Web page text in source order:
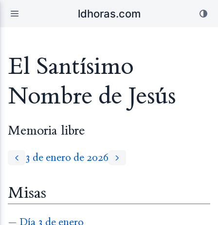
ldhoras.com
El Santísimo
Nombre de Jesús
Memoria libre
3 de enero de 2026
Misas